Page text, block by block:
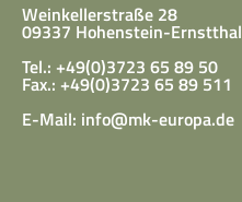
Weinkellerstraße 28
09337 Hohenstein-Ernstthal
Tel.: +49(0)3723 65 89 50
Fax.: +49(0)3723 65 89 511
E-Mail: info@mk-europa.de